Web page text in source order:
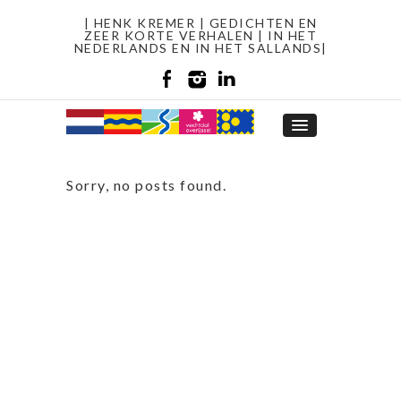
| HENK KREMER | GEDICHTEN EN
ZEER KORTE VERHALEN | IN HET
NEDERLANDS EN IN HET SALLANDS|
Sorry, no posts found.